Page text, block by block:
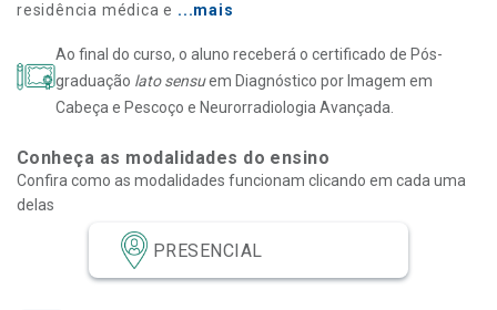
residência médica e ...mais
Ao final do curso, o aluno receberá o certificado de Pós-
graduação lato sensuem Diagnóstico por Imagem em
Cabeça e Pescoço e Neurorradiologia Avançada
Conheça as modalidades do ensino
PRESENCIAL
Confira como as modalidades funcionam clicando em cada uma
delas